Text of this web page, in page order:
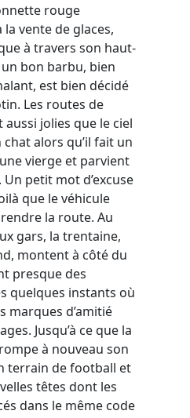
rouge
vente de glaces,
à travers son haut-
bon barbu, bien
est bien décidé
Les routes de
jolies que le ciel
alors qu’il fait un
vierge et parvient
petit mot d’excuse
que le véhicule
la route. Au
gars, la trentaine,
montent à côté du
presque des
quelques instants où
marques d’amitié
Jusqu’à ce que la
à nouveau son
terrain de football et
têtes dont les
dans le même code